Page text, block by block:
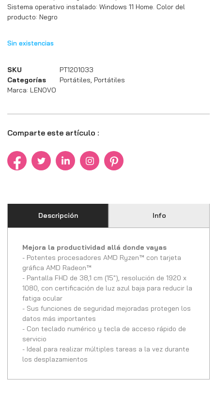
Sistema operativo instalado: Windows 11 Home. Color del
producto: Negro
Sin existencias
SKU
PT1201033
Categorías
Portátiles Portátiles
Marca: LENOVO
Comparte este artículo :
Descripción Info
Mejora la productividad allá donde vayas
- Potentes procesadores AMD Ryzen™ con tarjeta
gráfica AMD Radeon™
- Pantalla FHD de 38,1 cm (15"), resolución de 1920 x
1080, con certificación de luz azul baja para reducir la
fatiga ocular
- Sus funciones de seguridad mejoradas protegen los
datos más importantes
- Con teclado numérico y tecla de acceso rápido de
servicio
- Ideal para realizar múltiples tareas a la vez durante
los desplazamientos